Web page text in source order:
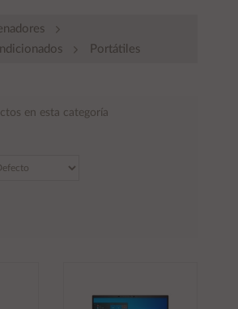
Portátiles
en esta categoría